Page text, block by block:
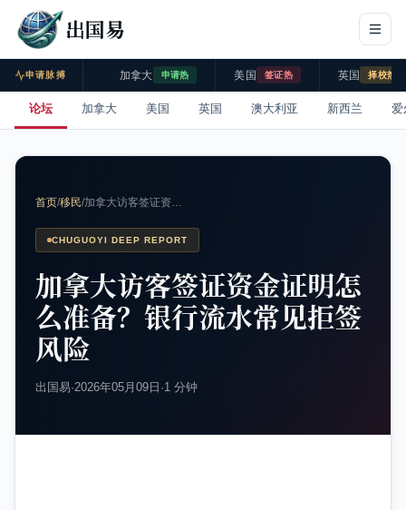
出国易
申请脉搏 加拿大 申请热 美国 签证热 英国 择校热
论坛 加拿大 美国 英国 澳大利亚 新西兰 爱
首页/移民/加拿大访客签证资…
CHUGUOYI DEEP REPORT
加拿大访客签证资金证明怎
么准备？银行流水常见拒签
风险
出国易·2026年05月09日 ·1 分钟